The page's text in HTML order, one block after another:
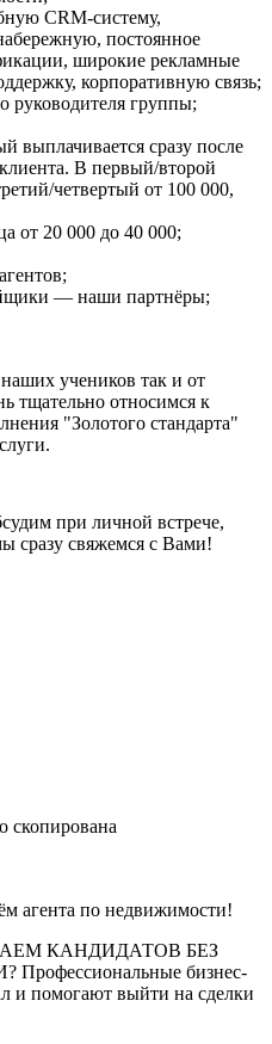
CRM-систему,
постоянное
широкие рекламные
корпоративную связь;
руководителя группы;
выплачивается сразу после
В первый/второй
четвертый от 100 000,
от 20 000 до 40 000;
— наши партнёры;
учеников так и от
тщательно относимся к
"Золотого стандарта"
при личной встрече,
сразу свяжемся с Вами!
скопирована
агента по недвижимости!
КАНДИДАТОВ БЕЗ
бизнес-
и помогают выйти на сделки